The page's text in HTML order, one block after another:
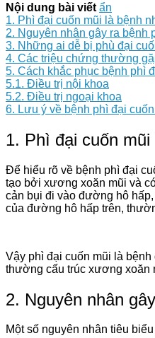
Nội dung bài viết ẩn
1. Phì đại cuốn mũi là bệnh
2. Nguyên nhân gây ra bệnh
3. Những ai dễ bị phù đại
4. Các triệu chứng thường
5. Cách khắc phục bệnh phì
5.1. Điều trị nội khoa
5.2. Điều trị ngoại khoa
6. Lưu ý về bệnh phì đại
1. Phì đại cuốn
Để hiểu rõ về bệnh phì đại
tạo bởi xương xoăn mũi và
cản bụi đi vào đường hô
của đường hô hấp trên,
Vậy phì đại cuốn mũi là
thường cấu trúc xương xoăn
2. Nguyên nhân
Một số nguyên nhân tiêu